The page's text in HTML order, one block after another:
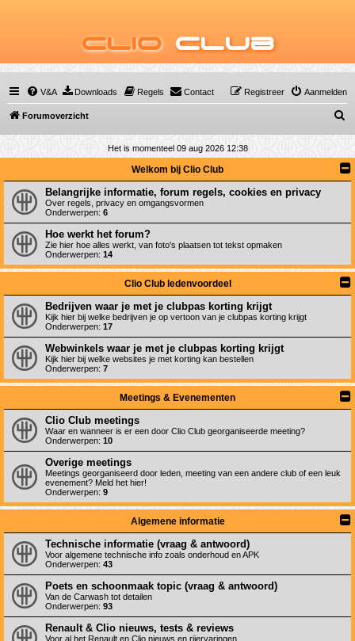
Clio Club
V&A Downloads Regels Contact Aanmelden
Registreer
Forumoverzicht
o
k
Het is momenteel 09 aug 2026 12:38
Welkom bij Clio Club
Belangrijke informatie, forum regels, cookies en privacy
Over regels, privacy en omgangsvormen
Onderwerpen: 6
Hoe werkt het forum?
Zie hier hoe alles werkt, van foto's plaatsen tot tekst opmaken
Onderwerpen: 14
Clio Club ledenvoordeel
Bedrijven waar je met je clubpas korting krijgt
Kijk hier bij welke bedrijven je op vertoon van je clubpas korting krijgt
Onderwerpen: 17
Webwinkels waar je met je clubpas korting krijgt
Kijk hier bij welke websites je met korting kan bestellen
Onderwerpen: 7
Meetings & Evenementen
Clio Club meetings
Waar en wanneer is er een door Clio Club georganiseerde meeting?
Onderwerpen: 10
Overige meetings
Meetings georganiseerd door leden, meeting van een andere club of een leuk
evenement? Meld het hier!
Onderwerpen: 9
Algemene informatie
Technische informatie (vraag & antwoord)
Voor algemene technische info zoals onderhoud en APK
Onderwerpen: 43
Poets en schoonmaak topic (vraag & antwoord)
Van de Carwash tot detailen
Onderwerpen: 93
Renault & Clio nieuws, tests & reviews
Voor al het Renault en Clio nieuws en rijervaringen